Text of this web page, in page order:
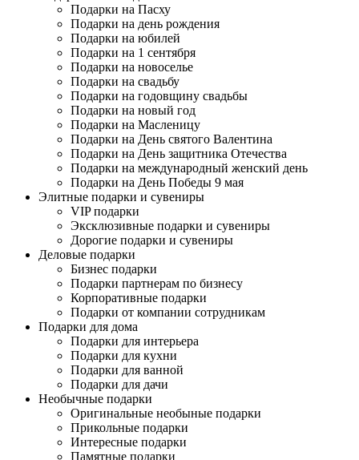
Подарки на Пасху
Подарки на день рождения
Подарки на юбилей
Подарки на 1 сентября
Подарки на новоселье
Подарки на свадьбу
Подарки на годовщину свадьбы
Подарки на новый год
Подарки на Масленицу
Подарки на День святого Валентина
Подарки на День защитника Отечества
Подарки на международный женский день
Подарки на День Победы 9 мая
Элитные подарки и сувениры
VIP подарки
Эксклюзивные подарки и сувениры
Дорогие подарки и сувениры
Деловые подарки
Бизнес подарки
Подарки партнерам по бизнесу
Корпоративные подарки
Подарки от компании сотрудникам
Подарки для дома
Подарки для интерьера
Подарки для кухни
Подарки для ванной
Подарки для дачи
Необычные подарки
Оригинальные необыные подарки
Прикольные подарки
Интересные подарки
Памятные подарки